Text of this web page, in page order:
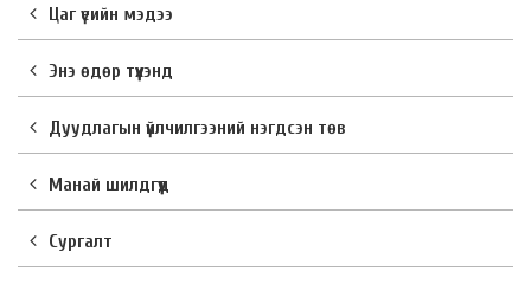
Цаг үеийн мэдээ
Энэ өдөр түүхэнд
Дуудлагын үйлчилгээний нэгдсэн төв
Манай шилдгүүд
Сургалт